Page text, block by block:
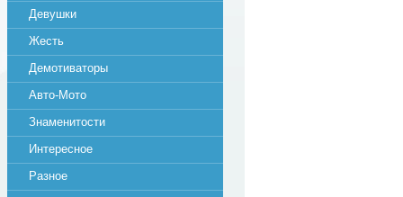
Девушки
Жесть
Демотиваторы
Авто-Мото
Знаменитости
Интересное
Разное